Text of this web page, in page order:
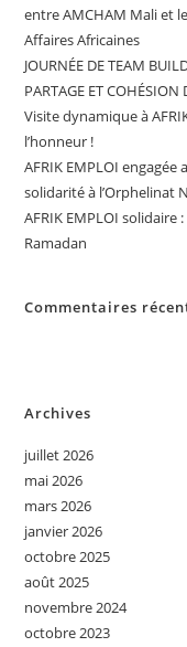
entre AMCHAM Mali et
Affaires Africaines
JOURNÉE DE TEAM
PARTAGE ET COHÉSION
Visite dynamique à
l’honneur !
AFRIK EMPLOI
solidarité à l’Orphelinat
AFRIK EMPLOI
Ramadan
Commentaires
Archives
juillet 2026
mai 2026
mars 2026
janvier 2026
octobre 2025
août 2025
novembre 2024
octobre 2023